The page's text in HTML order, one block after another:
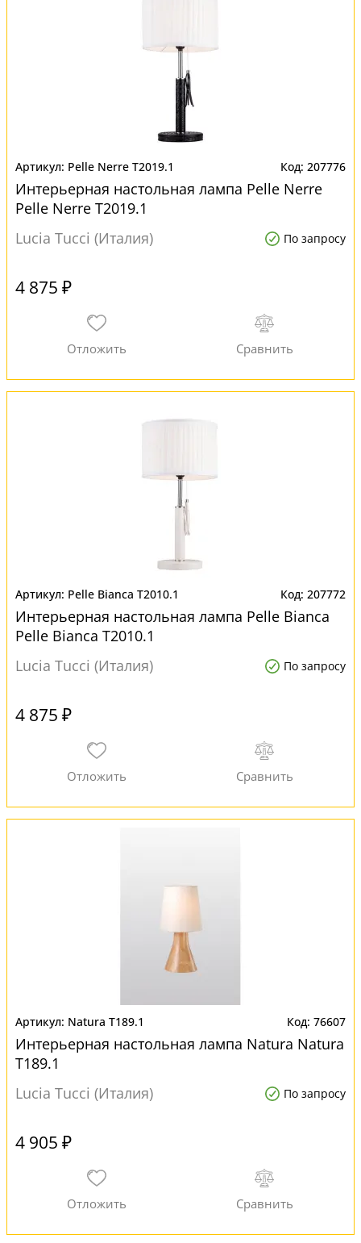
Pelle Nerre T2019.1 207776
Интерьерная настольная лампа Pelle Nerre
Pelle Nerre T2019.1
Lucia Tucci (Италия)
По запросу
4 875 ₽
Pelle Bianca T2010.1 207772
Интерьерная настольная лампа Pelle Bianca
Pelle Bianca T2010.1
Lucia Tucci (Италия)
По запросу
4 875 ₽
Natura T189.1 76607
Интерьерная настольная лампа Natura Natura
T189.1
Lucia Tucci (Италия)
По запросу
4 905 ₽